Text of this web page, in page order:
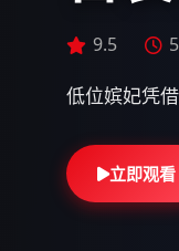
9.5
立即观看
的灾难。
立即观看
立即观看